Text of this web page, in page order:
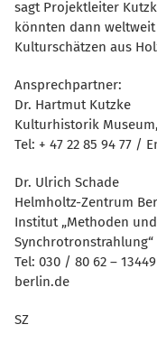
sagt Projektleiter
könnten dann
Kulturschätzen aus
Ansprechpartner:
Dr. Hartmut Kutzke
Kulturhistorik
Tel: + 47 22 85 94 77 /
Dr. Ulrich Schade
Helmholtz-Zentrum
Institut „Methoden
Synchrotronstrahlung“
Tel: 030 / 80 62 –
berlin.de
SZ